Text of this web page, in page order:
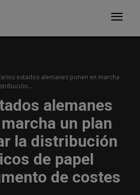
estados alemanes ponen en marcha
alemanes
un plan
la distribución
de papel
de costes